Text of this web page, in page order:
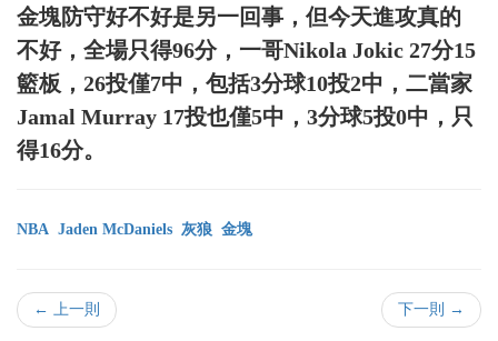
金塊防守好不好是另一回事，但今天進攻真的
不好，全場只得96分，一哥Nikola Jokic 27分15
籃板，26投僅7中，包括3分球10投2中，二當家
Jamal Murray 17投也僅5中，3分球5投0中，只
得16分。
NBA Jaden McDaniels 灰狼 金塊
← 上一則 下一則 →